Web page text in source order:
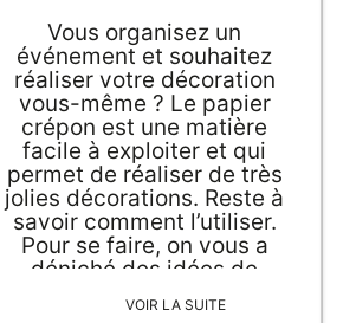
Vous organisez un
événement et souhaitez
réaliser votre décoration
vous-même ? Le papier
crépon est une matière
facile à exploiter et qui
permet de réaliser de très
jolies décorations. Reste à
savoir comment l’utiliser.
Pour se faire, on vous a
déniché des idées de
décoration en papier
crépon pour un
VOIR LA SUITE